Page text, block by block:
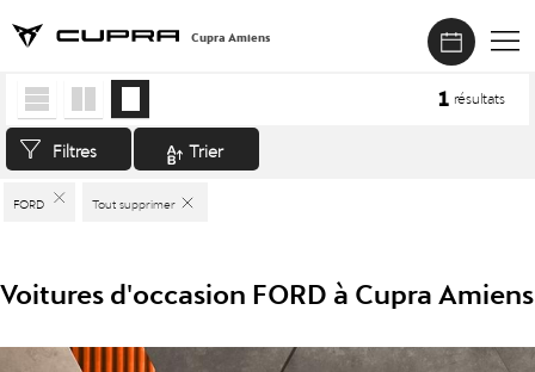
Cupra Amiens
Accueil > Véhicules d'occasion
FORD Tout supprimer
Filtres Trier
1 résultats
Voitures d'occasion FORD à Cupra Amiens